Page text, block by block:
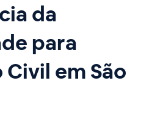
da
para
em São